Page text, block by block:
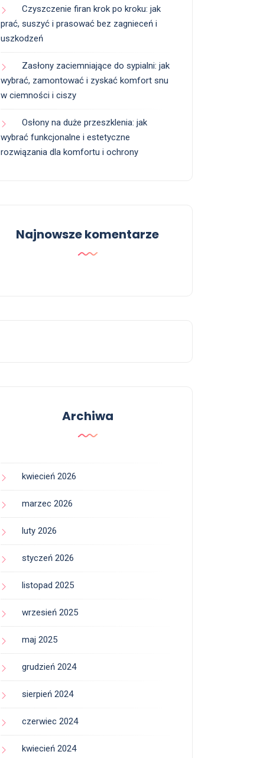
Czyszczenie firan krok po kroku: jak
prać, suszyć i prasować bez zagnieceń i
uszkodzeń
Zasłony zaciemniające do sypialni: jak
wybrać, zamontować i zyskać komfort snu
w ciemności i ciszy
Osłony na duże przeszklenia: jak
wybrać funkcjonalne i estetyczne
rozwiązania dla komfortu i ochrony
Najnowsze komentarze
Archiwa
kwiecień 2026
marzec 2026
luty 2026
styczeń 2026
listopad 2025
wrzesień 2025
maj 2025
grudzień 2024
sierpień 2024
czerwiec 2024
kwiecień 2024